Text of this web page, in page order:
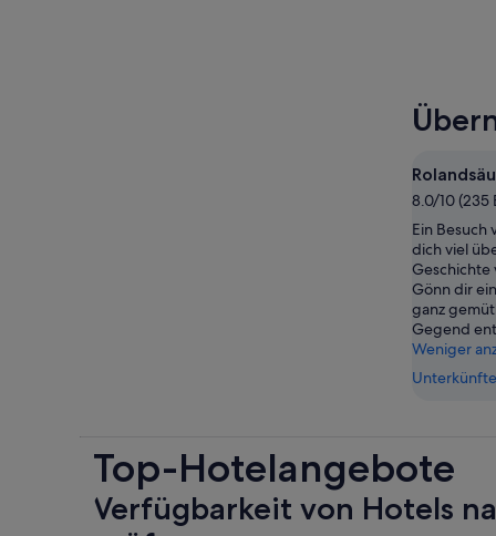
8.0/10
Ein Besuch
dich viel
Geschichte
Gönn dir
ganz
Gegend
Weniger
Top-Hotelangebote
Verfügbarkeit von Hotels